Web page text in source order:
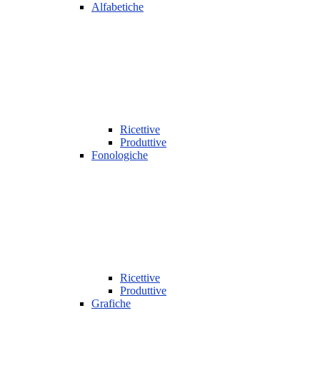
Alfabetiche
Ricettive
Produttive
Fonologiche
Ricettive
Produttive
Grafiche